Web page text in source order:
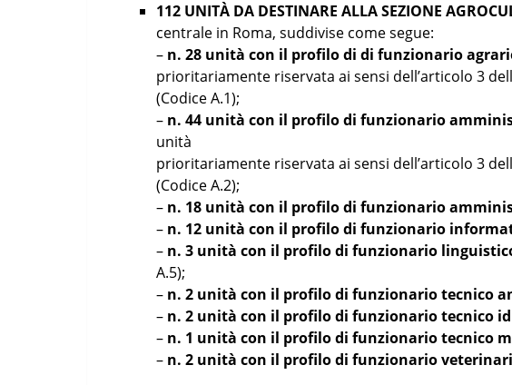
112 UNITÀ DA DESTINARE ALLA SEZIONE
centrale in Roma, suddivise come segue:
– n. 28 unità con il profilo di di funzionario
prioritariamente riservata ai sensi dell’articolo 3
(Codice A.1);
– n. 44 unità con il profilo di funzionario
unità
prioritariamente riservata ai sensi dell’articolo 3
(Codice A.2);
– n. 18 unità con il profilo di funzionario
– n. 12 unità con il profilo di funzionario
– n. 3 unità con il profilo di funzionario
A.5);
– n. 2 unità con il profilo di funzionario tecnico
– n. 2 unità con il profilo di funzionario tecnico
– n. 1 unità con il profilo di funzionario tecnico
– n. 2 unità con il profilo di funzionario